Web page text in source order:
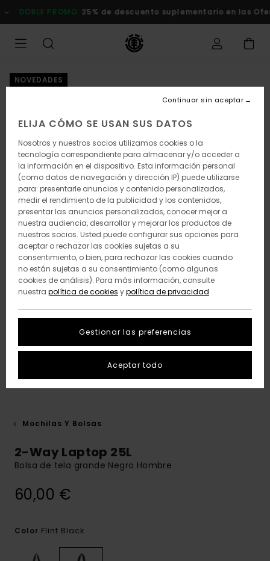
a
la
DOBLE PROMO 25% de descuento suplementario en las
NOVEDADES
Mochilas Y Bolsas
2-Way Laptop 25L
Bolsa de tela grande Negro Hombre
60,00 €
Color Flint Black
ELIJA CÓMO SE USAN SUS DATOS
Nosotros y nuestros socios utilizamos cookies o la
tecnología correspondiente para almacenar y/o acceder a
la información en el dispositivo. Esta información personal
(como datos de navegación y dirección IP) puede utilizarse
para: presentarle anuncios y contenido personalizados,
medir el rendimiento de la publicidad y los contenidos,
presentar las anuncios personalizados, conocer mejor a
nuestra audiencia, desarrollar y mejorar los productos de
nuestros socios. Usted puede configurar sus opciones para
aceptar o rechazar las cookies sujetas a su
consentimiento, o bien, para rechazar las cookies cuando
no están sujetas a su consentimiento (como algunas
cookies de análisis). Para más información, consulte
nuestra política de cookies ypolítica de privacidad
Gestionar las preferencias
Continuar sin aceptar
Aceptar todo